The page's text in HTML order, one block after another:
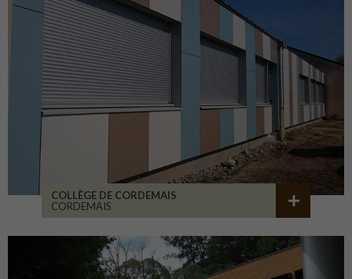
COLLÈGE DE CORDEMAIS
CORDEMAIS